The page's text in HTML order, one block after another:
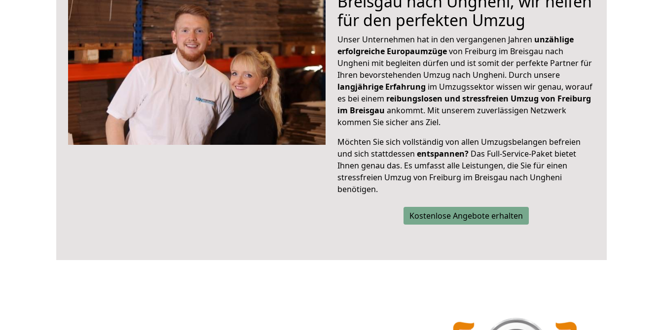
für den perfekten Umzug
Unser Unternehmen hat in den vergangenen Jahren unzählige
erfolgreiche Europaumzügevon Freiburg im Breisgau nach
Ungheni mit begleiten dürfen und ist somit der perfekte Partner für
Ihren bevorstehenden Umzug nach Ungheni. Durch unsere
langjährige Erfahrung im Umzugssektor wissen wir genau, worauf
es bei einem reibungslosen und stressfreien Umzug von Freiburg
im Breisgau ankommt. Mit unserem zuverlässigen Netzwerk
kommen Sie sicher ans Ziel.
Möchten Sie sich vollständig von allen Umzugsbelangen befreien
und sich stattdessen entspannen? Das Full-Service-Paket bietet
Ihnen genau das. Es umfasst alle Leistungen, die Sie für einen
stressfreien Umzug von Freiburg im Breisgau nach Ungheni
benötigen.
Kostenlose Angebote erhalten